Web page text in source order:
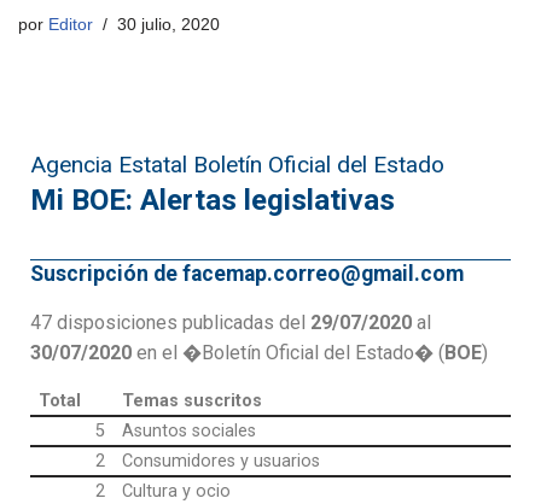
por Editor 30 julio, 2020
Agencia Estatal Boletín Oficial del Estado
Mi BOE: Alertas legislativas
Suscripción de facemap.correo@gmail.com
47 disposiciones publicadas del 29/07/2020 al
30/07/2020 en el �Boletín Oficial del Estado� ( BOE)
Total
Temas suscritos
5
Asuntos sociales
2
Consumidores y usuarios
2
Cultura y ocio